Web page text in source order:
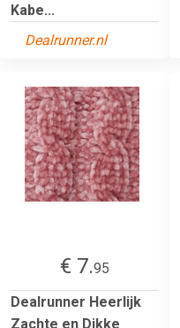
Kabe...
Dealrunner.nl
€ 7.95
Dealrunner Heerlijk
Zachte en Dikke